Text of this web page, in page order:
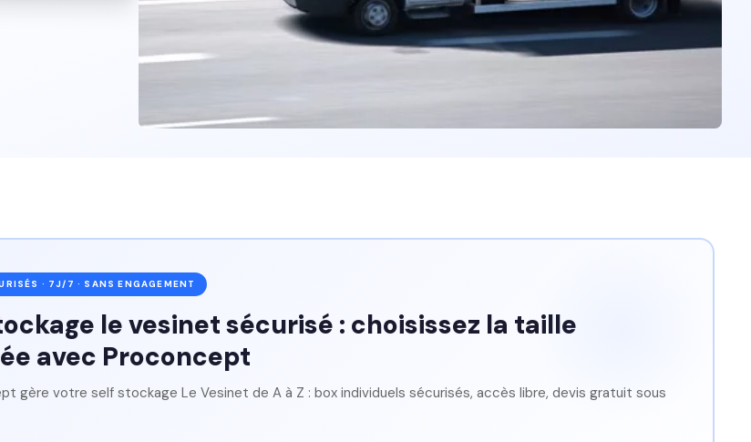
· 7J/7 · SANS ENGAGEMENT
le vesinet sécurisé : choisissez la taille
avec Proconcept
gère votre self stockage Le Vesinet de A à Z : box individuels sécurisés, accès libre, devis gratuit sous